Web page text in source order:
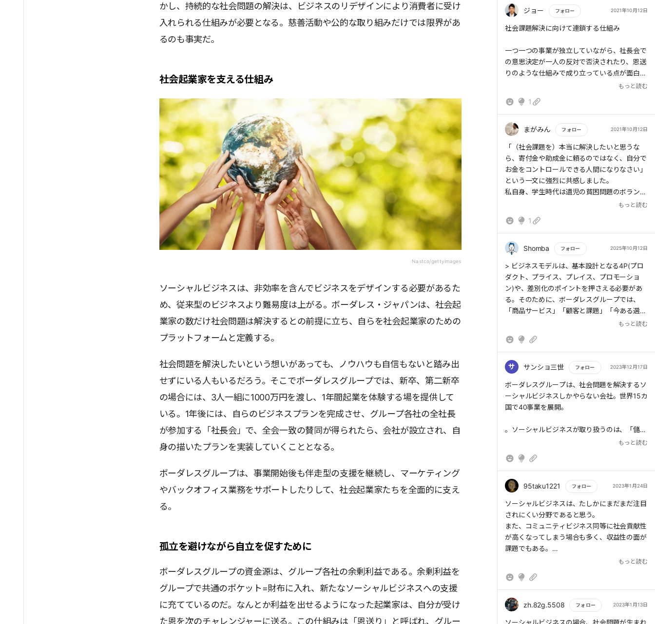
かし、持続的な社会問題の解決は、ビジネスのリデザインにより消費者に受け
入れられる仕組みが必要となる。慈善活動や公的な取り組みだけでは限界があ
るのも事実だ。
社会起業家を支える仕組み
Nastco/gettyimages
ソーシャルビジネスは、非効率を含んでビジネスをデザインする必要があるた
め、従来型のビジネスより難易度は上がる。ボーダレス・ジャパンは、社会起
業家の数だけ社会問題は解決するとの前提に立ち、自らを社会起業家のための
プラットフォームと定義する。
社会問題を解決したいという想いがあっても、ノウハウも自信もないと踏み出
せずにいる人もいるだろう。そこでボーダレスグループでは、新卒、第二新卒
の場合には、3人一組に1000万円を渡し、1年間起業を体験する場を提供して
いる。1年後には、自らのビジネスプランを完成させ、グループ各社の全社長
が参加する「社長会」で、全会一致の賛同が得られたら、会社が設立され、自
身の描いたプランを実装していくこととなる。
ボーダレスグループは、事業開始後も伴走型の支援を継続し、マーケティング
やバックオフィス業務をサポートしたりして、社会起業家たちを全面的に支え
る。
孤立を避けながら自立を促すために
ボーダレスグループの資金源は、グループ各社の余剰利益である。余剰利益を
グループで共通のポケット=財布に入れ、新たなソーシャルビジネスへの支援
に充てているのだ。なんとか利益を出せるようになった起業家は、自分が受け
た恩を次のチャレンジャーに送る。この仕組みは「恩送り」と呼ばれ、グルー
ジョー フォロー 2021年10月12日
もっと読む
社会課題解決に向けて連鎖する仕組み
一つ一つの事業が独立していながら、社長会で
の意思決定が一人の反対で否決されたり、恩送
りのような仕組みで成り立っている点が面白
い。「社会課題解決」という強いパーパスで繋
私はハチドリ電力ユーザーだが、自分が電力供
用されている点が素敵だと感じている。社会貢
社会課題に対して起業したいけど一人では難し
い人は多いと思う。ボーダレス・ジャパンは社
会の仕組みとしてそういう人たちを巻き込む場
になるのでしょう。
もっと読む
1
まがみん フォロー 2021年10月12日
もっと読む
「（社会課題を）本当に解決したいと思うな
ら、寄付金や助成金に頼るのではなく、自分で
お金をコントロールできる人間になりなさい」
という一文に強烈に共感しました。
私自身、学生時代は遺児の貧困問題のボランテ
ィアに当事者として参加していましたが、「寄
そのものが経済的に自立する必要あるよな」と
欲望ドリブン、または資本主義ハックという形
も興味あるのですが、本著の「社会課題を解決
する」という資本主義の価値観に縛られない形
での起業がもっと注目しようと思いましたし、
世間的に知ってほしいとも思いました
もっと読む
1
Shomba フォロー 2025年10月12日
もっと読む
> ビジネスモデルは、基本設計となる4P(プロ
ダクト、プライス、プレイス、プロモーショ
ン)や、差別化のポイントを押さえる必要があ
る。そのために、ボーダレスグループでは、
「商品サービス」「顧客と課題」「今ある選択
肢との違い」「顧客ベネフィット」という5つ
もっと読む
サ サンショ三世 フォロー 2023年12月17日
もっと読む
ボーダレスグループは、社会問題を解決するソ
ーシャルビジネスしかやらない会社。世界15カ
国で40事業を展開。
。ソーシャルビジネスが取り扱うのは、「儲か
らない」とマーケットから放置されている社会
の追求である。しかしソーシャルビジネスは、
地域の問題を扱う。そうした非効率も含めて、
経済性が成り立つようビジネスをリデザインし
なければならない。
社会問題の解決は、政府や自治体、NPOの役
割だと考える人も多いだろう。しかし、持続的
な社会問題の解決は、ビジネスのリデザインに
る。慈善活動や公的な取り組みだけでは限界が
あるのも事実だ。
もっと読む
95taku1221 フォロー 2023年1月24日
もっと読む
ソーシャルビジネスは、たしかにまだまだ注目
されにくい分野であると思う。
また、コミュニティビジネス同等に社会貢献性
が高くなってしまう場合も多く、収益性の面が
課題でもある。
ボーダレスジャパンは、その両面を確保してい
ジネス業界のパイオニアになると思う。
もっと読む
zh.82g.5508 フォロー 2023年1月13日
ソーシャルビジネスの場合、社会問題が生まれ